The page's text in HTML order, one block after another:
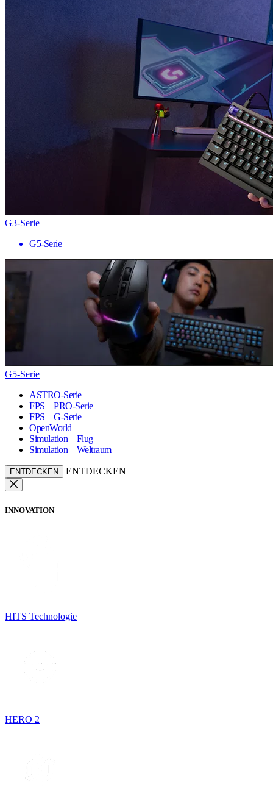
G3-Serie
G5-Serie
G5-Serie
ASTRO-Serie
FPS – PRO-Serie
FPS – G-Serie
OpenWorld
Simulation – Flug
Simulation – Weltraum
ENTDECKEN ENTDECKEN
INNOVATION
HITS Technologie
HERO 2